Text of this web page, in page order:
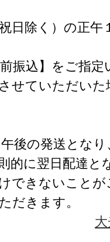
日除く）の正午
振込】をご指定
せていただいた
後の発送となり
的に翌日配達と
できないこと
だきます。